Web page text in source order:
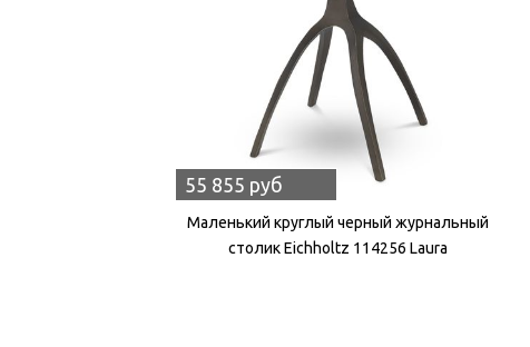
55 855 руб
Маленький круглый черный журнальный
столик Eichholtz 114256 Laura